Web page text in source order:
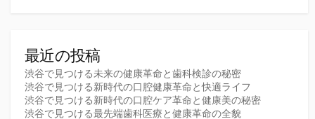
最近の投稿
渋谷で見つける未来の健康革命と歯科検診の秘密
渋谷で見つける新時代の口腔健康革命と快適ライフ
渋谷で見つける新時代の口腔ケア革命と健康美の秘密
渋谷で見つける最先端歯科医療と健康革命の全貌